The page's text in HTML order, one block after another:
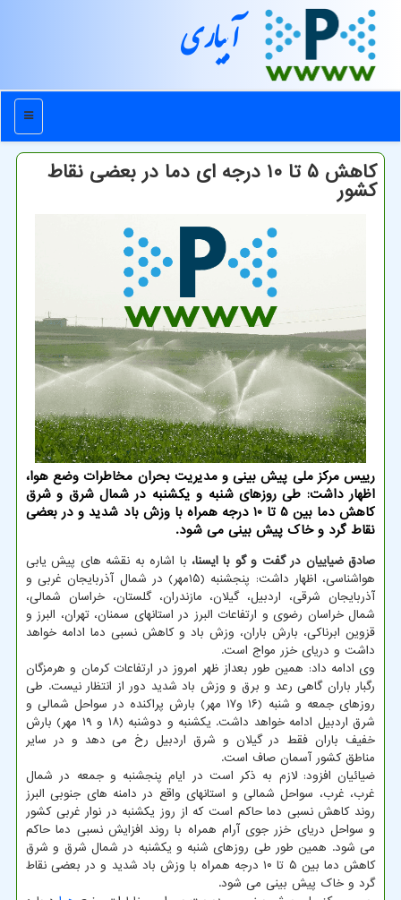
آبیاری
منو
کاهش ۵ تا ۱۰ درجه ای دما در بعضی نقاط
کشور
رییس مرکز ملی پیش بینی و مدیریت بحران مخاطرات وضع هوا،
اظهار داشت: طی روزهای شنبه و یکشنبه در شمال شرق و شرق
کاهش دما بین 5 تا 10 درجه همراه با وزش باد شدید و در بعضی
نقاط گرد و خاک پیش بینی می شود.
صادق ضیاییان در گفت و گو با ایسنا، با اشاره به نقشه های پیش یابی
هواشناسی، اظهار داشت: پنجشنبه (۱۵مهر) در شمال آذربایجان غربی و
آذربایجان شرقی، اردبیل، گیلان، مازندران، گلستان، خراسان شمالی،
شمال خراسان رضوی و ارتفاعات البرز در استانهای سمنان، تهران، البرز و
قزوین ابرناکی، بارش باران، وزش باد و کاهش نسبی دما ادامه خواهد
داشت و دریای خزر مواج است.
وی ادامه داد: همین طور بعداز ظهر امروز در ارتفاعات کرمان و هرمزگان
رگبار باران گاهی رعد و برق و وزش باد شدید دور از انتظار نیست. طی
روزهای جمعه و شنبه (۱۶ و۱۷ مهر) بارش پراکنده در سواحل شمالی و
شرق اردبیل ادامه خواهد داشت. یکشنبه و دوشنبه (۱۸ و ۱۹ مهر) بارش
خفیف باران فقط در گیلان و شرق اردبیل رخ می دهد و در سایر
مناطق کشور آسمان صاف است.
ضیائیان افزود: لازم به ذکر است در ایام پنجشنبه و جمعه در شمال
غرب، غرب، سواحل شمالی و استانهای واقع در دامنه های جنوبی البرز
روند کاهش نسبی دما حاکم است که از روز یکشنبه در نوار غربی کشور
و سواحل دریای خزر جوی آرام همراه با روند افزایش نسبی دما حاکم
می شود. همین طور طی روزهای شنبه و یکشنبه در شمال شرق و شرق
کاهش دما بین ۵ تا ۱۰ درجه همراه با وزش باد شدید و در بعضی نقاط
گرد و خاک پیش بینی می شود.